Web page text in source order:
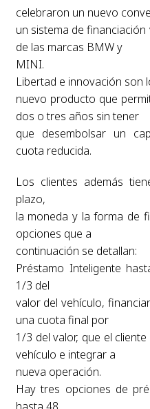
celebraron un nuevo
un sistema de
de las marcas BMW y
MINI.
Libertad e innovación son
nuevo producto que
dos o tres años sin tener
que desembolsar un
cuota reducida.
Los clientes además
plazo,
la moneda y la forma de
opciones que a
continuación se detallan:
Préstamo Inteligente
1/3 del
valor del vehículo,
una cuota final por
1/3 del valor, que el
vehículo e integrar a
nueva operación.
Hay tres opciones de